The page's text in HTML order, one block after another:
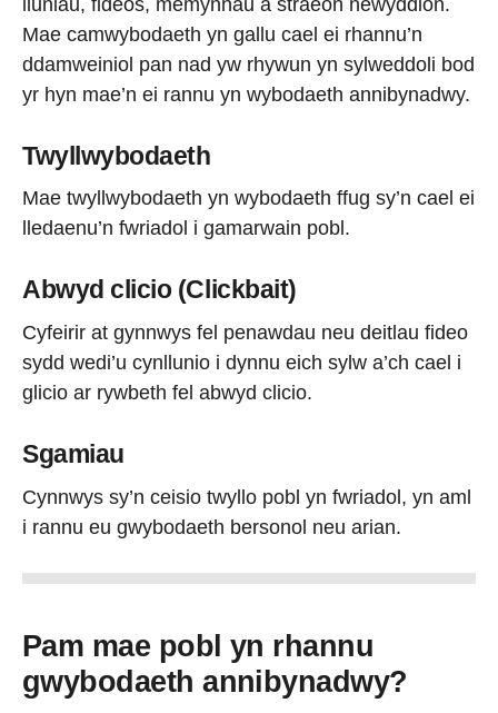
Mae camwybodaeth yn gallu cael ei rhannu’n
ddamweiniol pan nad yw rhywun yn sylweddoli bod
yr hyn mae’n ei rannu yn wybodaeth annibynadwy.
Twyllwybodaeth
Mae twyllwybodaeth yn wybodaeth ffug sy’n cael ei
lledaenu’n fwriadol i gamarwain pobl.
Abwyd clicio(Clickbait)
Cyfeirir at gynnwys fel penawdau neu deitlau fideo
sydd wedi’u cynllunio i dynnu eich sylw a’ch cael i
glicio ar rywbeth fel abwyd clicio.
Sgamiau
Cynnwys sy’n ceisio twyllo pobl yn fwriadol, yn aml
i rannu eu gwybodaeth bersonol neu arian.
Pam mae pobl yn rhannu
gwybodaeth annibynadwy?